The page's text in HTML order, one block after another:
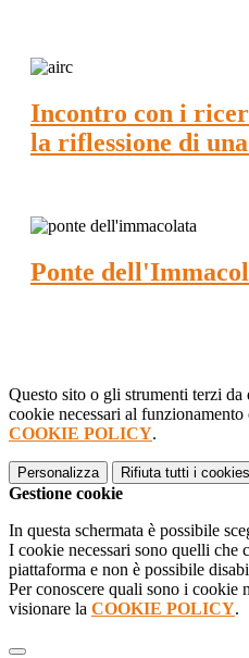
Incontro con i
la riflessione di una
Ponte
Questo sito o gli strumenti terzi
cookie necessari al
COOKIE POLICY.
Personalizza Rifiuta tutti i cookies
Gestione cookie
In questa schermata è possibile
I cookie necessari sono quelli che
piattaforma e non è possibile
Per conoscere quali sono i cookie
visionare la COOKIE POLICY.